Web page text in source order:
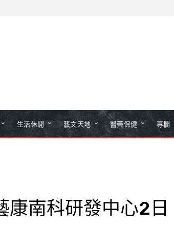
生活休閒 藝文天地 醫藥保健 專欄
康南科研發中心2日